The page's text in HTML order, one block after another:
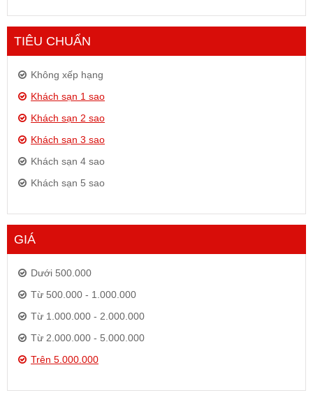
TIÊU CHUẨN
Không xếp hạng
Khách sạn 1 sao
Khách sạn 2 sao
Khách sạn 3 sao
Khách sạn 4 sao
Khách sạn 5 sao
GIÁ
Dưới 500.000
Từ 500.000 - 1.000.000
Từ 1.000.000 - 2.000.000
Từ 2.000.000 - 5.000.000
Trên 5.000.000